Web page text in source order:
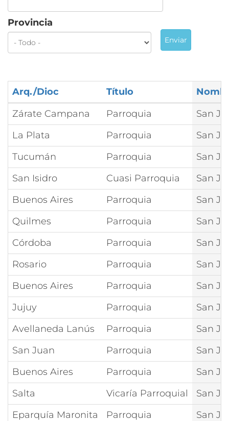
Provincia
Enviar
Arq./Dioc Título
Zárate Campana
Parroquia
San
La Plata
Parroquia
San
Tucumán
Parroquia
San
San Isidro
Cuasi Parroquia
San
Buenos Aires
Parroquia
San
Quilmes
Parroquia
San
Córdoba
Parroquia
San
Rosario
Parroquia
San
Buenos Aires
Parroquia
San
Jujuy
Parroquia
San
Avellaneda Lanús
Parroquia
San
San Juan
Parroquia
San
Buenos Aires
Parroquia
San
Salta
Vicaría Parroquial
San
Eparquía Maronita
Parroquia
San